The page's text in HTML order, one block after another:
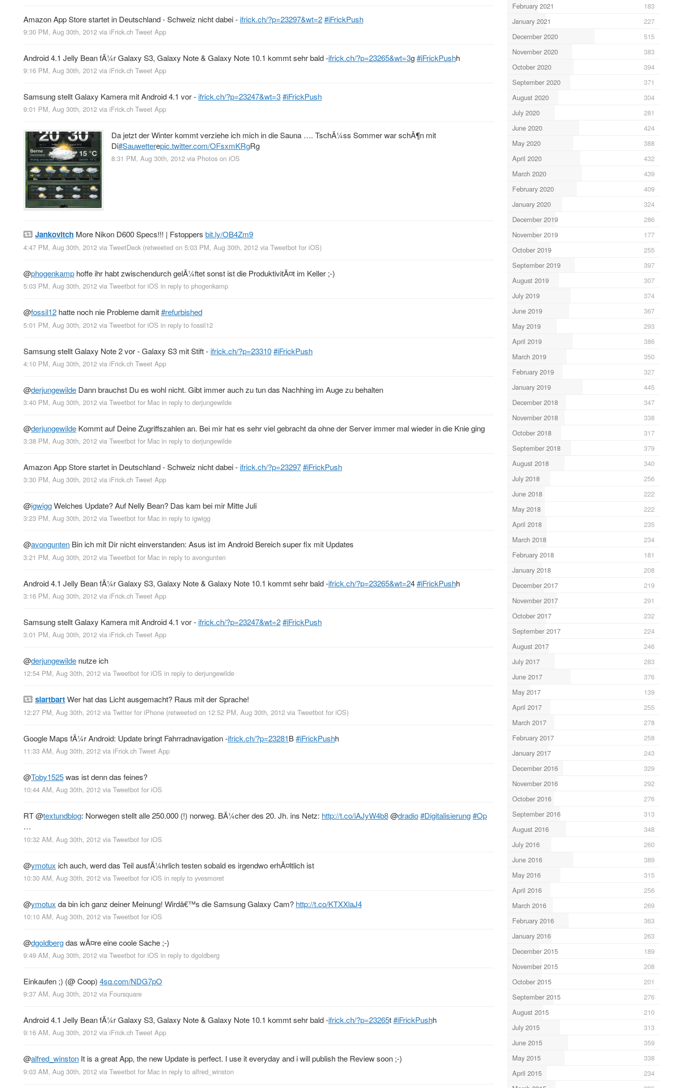
Amazon App Store startet in Deutschland - Schweiz nicht dabei - ifrick.ch/?p=23297&wt=2#iFrickPush
9:30 PM, Aug 30th, 2012 via iFrick.ch Tweet App
Android 4.1 Jelly Bean fÃ¼r Galaxy S3, Galaxy Note & Galaxy Note 10.1 kommt sehr bald -ifrick.ch/?p=23265&wt=3g#iFrickPushh
9:16 PM, Aug 30th, 2012 via iFrick.ch Tweet App
Samsung stellt Galaxy Kamera mit Android 4.1 vor - ifrick.ch/?p=23247&wt=3#iFrickPush
9:01 PM, Aug 30th, 2012 via iFrick.ch Tweet App
Da jetzt der Winter kommt verziehe ich mich in die Sauna …. TschÃ¼ss Sommer war schÃ¶n mit
Di#Sauwetterepic.twitter.com/OFsxmKRgRg
8:31 PM, Aug 30th, 2012 via Photos on iOS
Jankovitch More Nikon D600 Specs!!! | Fstoppers bit.ly/OB4Zm9
4:47 PM, Aug 30th, 2012 via TweetDeck (retweeted on 5:03 PM, Aug 30th, 2012 via Tweetbot for iOS)
@phogenkamp hoffe ihr habt zwischendurch gelÃ¼ftet sonst ist die ProduktivitÃ¤t im Keller ;-)
5:03 PM, Aug 30th, 2012 via Tweetbot for iOS in reply to phogenkamp
@fossil12 hatte noch nie Probleme damit#refurbished
5:01 PM, Aug 30th, 2012 via Tweetbot for iOS in reply to fossil12
Samsung stellt Galaxy Note 2 vor - Galaxy S3 mit Stift - ifrick.ch/?p=23310#iFrickPush
4:10 PM, Aug 30th, 2012 via iFrick.ch Tweet App
@derjungewilde Dann brauchst Du es wohl nicht. Gibt immer auch zu tun das Nachhing im Auge zu behalten
3:40 PM, Aug 30th, 2012 via Tweetbot for Mac in reply to derjungewilde
@derjungewilde Kommt auf Deine Zugriffszahlen an. Bei mir hat es sehr viel gebracht da ohne der Server immer mal wieder in die Knie ging
3:38 PM, Aug 30th, 2012 via Tweetbot for Mac in reply to derjungewilde
Amazon App Store startet in Deutschland - Schweiz nicht dabei - ifrick.ch/?p=23297#iFrickPush
3:30 PM, Aug 30th, 2012 via iFrick.ch Tweet App
@igwiggWelches Update? Auf Nelly Bean? Das kam bei mir Mitte Juli
3:23 PM, Aug 30th, 2012 via Tweetbot for Mac in reply to igwigg
@avongunten Bin ich mit Dir nicht einverstanden: Asus ist im Android Bereich super fix mit Updates
3:21 PM, Aug 30th, 2012 via Tweetbot for Mac in reply to avongunten
Android 4.1 Jelly Bean fÃ¼r Galaxy S3, Galaxy Note & Galaxy Note 10.1 kommt sehr bald -ifrick.ch/?p=23265&wt=24#iFrickPushh
3:16 PM, Aug 30th, 2012 via iFrick.ch Tweet App
Samsung stellt Galaxy Kamera mit Android 4.1 vor - ifrick.ch/?p=23247&wt=2#iFrickPush
3:01 PM, Aug 30th, 2012 via iFrick.ch Tweet App
@derjungewilde nutze ich
12:54 PM, Aug 30th, 2012 via Tweetbot for iOS in reply to derjungewilde
slartbartWer hat das Licht ausgemacht? Raus mit der Sprache!
12:27 PM, Aug 30th, 2012 via Twitter for iPhone (retweeted on 12:52 PM, Aug 30th, 2012 via Tweetbot for iOS)
Google Maps fÃ¼r Android: Update bringt Fahrradnavigation -ifrick.ch/?p=23281B#iFrickPushh
11:33 AM, Aug 30th, 2012 via iFrick.ch Tweet App
@Toby1525was ist denn das feines?
10:44 AM, Aug 30th, 2012 via Tweetbot for iOS
RT@textundblog: Norwegen stellt alle 250.000 (!) norweg. BÃ¼cher des 20. Jh. ins Netz: http://t.co/iAJyW4b8@dradio#Digitalisierung#Op
…
10:32 AM, Aug 30th, 2012 via Tweetbot for iOS
@ymotux ich auch, werd das Teil ausfÃ¼hrlich testen sobald es irgendwo erhÃ¤ltlich ist
10:30 AM, Aug 30th, 2012 via Tweetbot for iOS in reply to yvesmoret
@ymotux da bin ich ganz deiner Meinung! Wirdâ€™s die Samsung Galaxy Cam? http://t.co/KTXXlaJ4
10:10 AM, Aug 30th, 2012 via Tweetbot for iOS
@dgoldbergdas wÃ¤re eine coole Sache ;-)
9:49 AM, Aug 30th, 2012 via Tweetbot for iOS in reply to dgoldberg
Einkaufen ;) (@ Coop) 4sq.com/NDG7pO
9:37 AM, Aug 30th, 2012 via Foursquare
Android 4.1 Jelly Bean fÃ¼r Galaxy S3, Galaxy Note & Galaxy Note 10.1 kommt sehr bald -ifrick.ch/?p=23265t#iFrickPushh
9:16 AM, Aug 30th, 2012 via iFrick.ch Tweet App
@alfred_winston It is a great App, the new Update is perfect. I use it everyday and i will publish the Review soon ;-)
9:03 AM, Aug 30th, 2012 via Tweetbot for Mac in reply to alfred_winston
February 2021
183
January 2021
227
December 2020
515
November 2020
383
October 2020
394
September 2020
371
August 2020
304
July 2020
281
June 2020
424
May 2020
388
April 2020
432
March 2020
439
February 2020
409
January 2020
324
December 2019
286
November 2019
177
October 2019
255
September 2019
397
August 2019
307
July 2019
374
June 2019
367
May 2019
293
April 2019
386
March 2019
350
February 2019
327
January 2019
445
December 2018
347
November 2018
338
October 2018
317
September 2018
379
August 2018
340
July 2018
256
June 2018
222
May 2018
222
April 2018
235
March 2018
234
February 2018
181
January 2018
208
December 2017
219
November 2017
291
October 2017
232
September 2017
224
August 2017
246
July 2017
283
June 2017
376
May 2017
139
April 2017
255
March 2017
278
February 2017
258
January 2017
243
December 2016
329
November 2016
292
October 2016
276
September 2016
313
August 2016
348
July 2016
260
June 2016
389
May 2016
315
April 2016
256
March 2016
269
February 2016
363
January 2016
263
December 2015
189
November 2015
208
October 2015
201
September 2015
276
August 2015
210
July 2015
313
June 2015
359
May 2015
338
April 2015
234